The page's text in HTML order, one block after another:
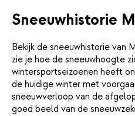
Sneeuwhistorie
Bekijk de sneeuwhistorie van
zie je hoe de sneeuwhoogte
wintersportseizoenen heeft
de huidige winter met
sneeuwverloop van de
goed beeld van de